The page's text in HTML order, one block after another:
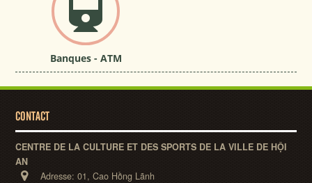
Banques - ATM
CONTACT
CENTRE DE LA CULTURE ET DES SPORTS DE LA VILLE DE HỘI
AN
Adresse:01, Cao Hồng Lãnh